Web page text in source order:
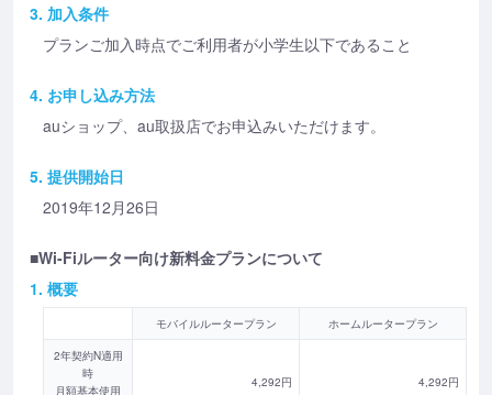
3. 加入条件
プランご加入時点でご利用者が小学生以下であること
4. お申し込み方法
auショップ、au取扱店でお申込みいただけます。
5. 提供開始日
2019年12月26日
■Wi-Fiルーター向け新料金プランについて
1. 概要
モバイルルータープラン ホームルータープラン
2年契約N適用
時
月額基本使用
4,292円 4,292円